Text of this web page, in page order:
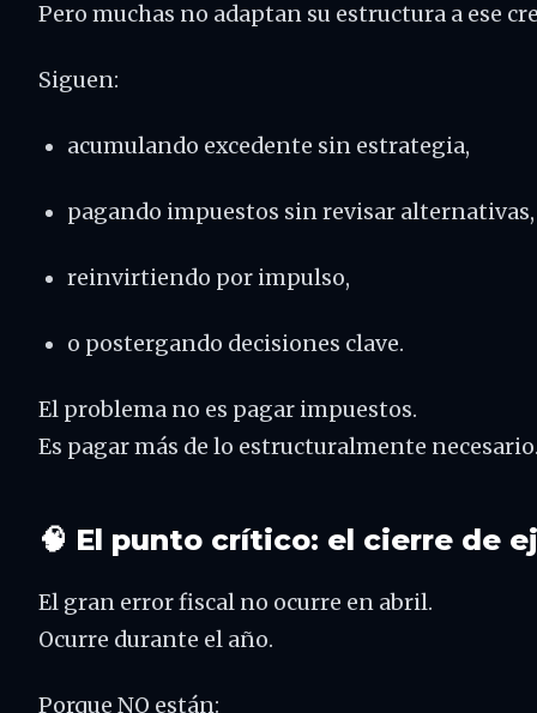
Pero muchas no adaptan su estructura a ese
Siguen:
acumulando excedente sin estrategia,
pagando impuestos sin revisar alternativas,
reinvirtiendo por impulso,
o postergando decisiones clave.
El problema no es pagar impuestos.
Es pagar más de lo estructuralmente
🧠 El punto crítico: el cierre de
El gran error fiscal no ocurre en abril.
Ocurre durante el año.
Porque NO están: